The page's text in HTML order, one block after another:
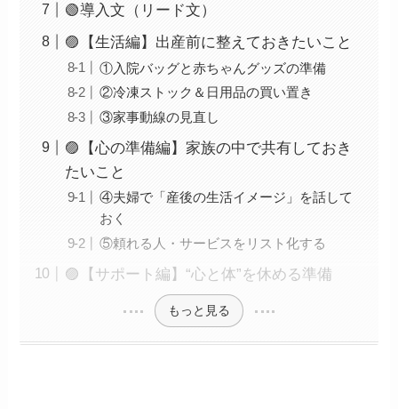
🟢導入文（リード文）
🟣【生活編】出産前に整えておきたいこと
①入院バッグと赤ちゃんグッズの準備
②冷凍ストック＆日用品の買い置き
③家事動線の見直し
🟣【心の準備編】家族の中で共有しておき
たいこと
④夫婦で「産後の生活イメージ」を話して
おく
⑤頼れる人・サービスをリスト化する
🟣【サポート編】“心と体”を休める準備
もっと見る